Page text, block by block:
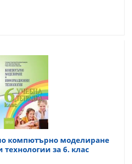
компютърно моделиране
за 6. клас